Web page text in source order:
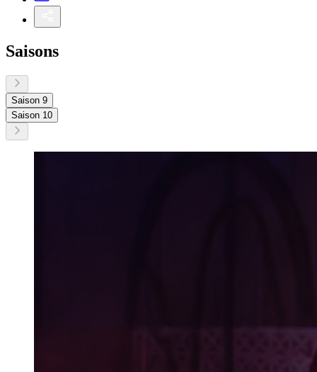
Saisons
Saison 9
Saison 10